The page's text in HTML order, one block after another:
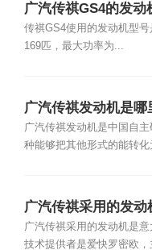
广汽传祺GS4的发动
传祺GS4使用的发动机型
169匹，最大功率为...
广汽传祺发动机是哪
广汽传祺发动机是中国自
种能够把其他形式的能转化
广汽传祺采用的发动
广汽传祺采用的发动机是
技术提供者是爱快罗密欧，